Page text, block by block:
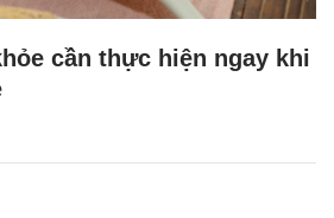
cần thực hiện ngay khi